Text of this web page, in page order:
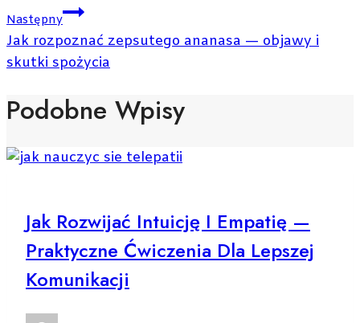
Następny
Jak rozpoznać zepsutego ananasa — objawy i
skutki spożycia
Podobne Wpisy
Jak Rozwijać Intuicję I Empatię —
Praktyczne Ćwiczenia Dla Lepszej
Komunikacji